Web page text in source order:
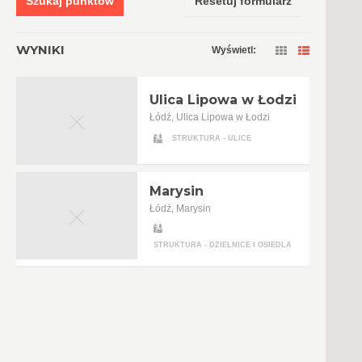
WYNIKI Wyświetl:
Ulica Lipowa w Łodzi
Łódź, Ulica Lipowa w Łodzi
STRUKTURA - ULICE
Marysin
Łódź, Marysin
STRUKTURA - DZIELNICE I OSIEDLA